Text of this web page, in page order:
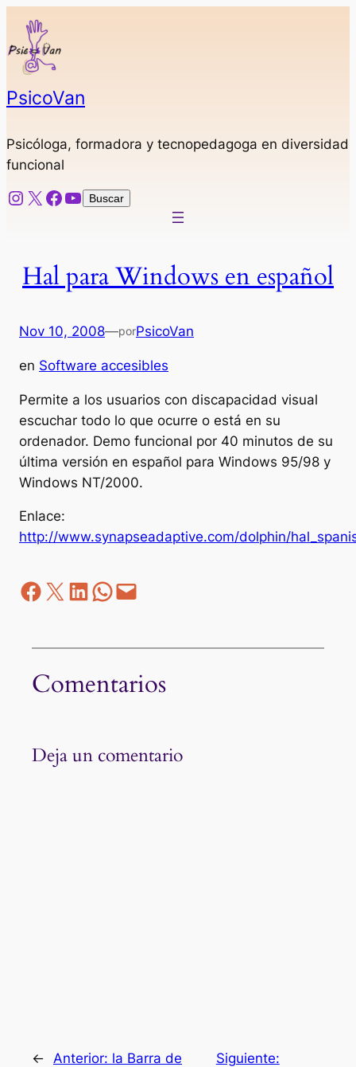
Saltar
contenido
PsicoVan
Psicóloga, formadora y tecnopedagoga en diversidad
funcional
Instagram
X Facebook
YouTube
Buscar
Buscar
Hal para Windows en español
Nov 10, 2008—porPsicoVan
en Software accesibles
Permite a los usuarios con discapacidad visual
escuchar todo lo que ocurre o está en su
ordenador. Demo funcional por 40 minutos de su
última versión en español para Windows 95/98 y
Windows NT/2000.
Enlace:
http://www.synapseadaptive.com/dolphin/
Facebook
Z LinkedIn
WhatsApp
correo electrónico
Comentarios
Deja un comentario
← Anterior: la Barra de
Siguiente: